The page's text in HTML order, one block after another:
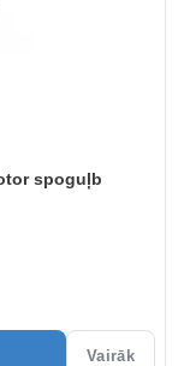
spoguļb
Vairāk